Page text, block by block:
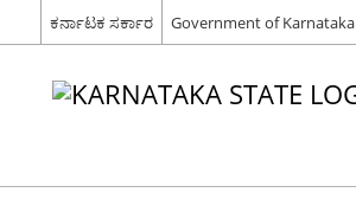
ಕರ್ನಾಟಕ ಸರ್ಕಾರ Government of Karnataka